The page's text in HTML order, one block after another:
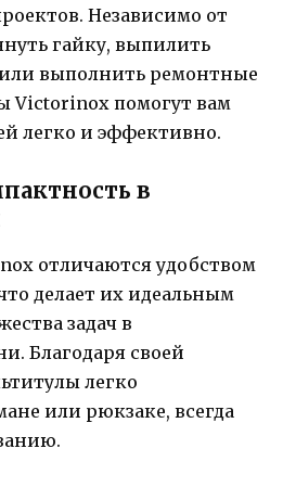
Независимо от
гайку, выпилить
выполнить ремонтные
Victorinox помогут вам
легко и эффективно.
в
отличаются удобством
делает их идеальным
задач в
Благодаря своей
легко
или рюкзаке, всегда